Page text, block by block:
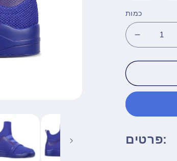
כמות
הפחת
את
הכמות
סניקרס
Mesh
כחולותפרטים: